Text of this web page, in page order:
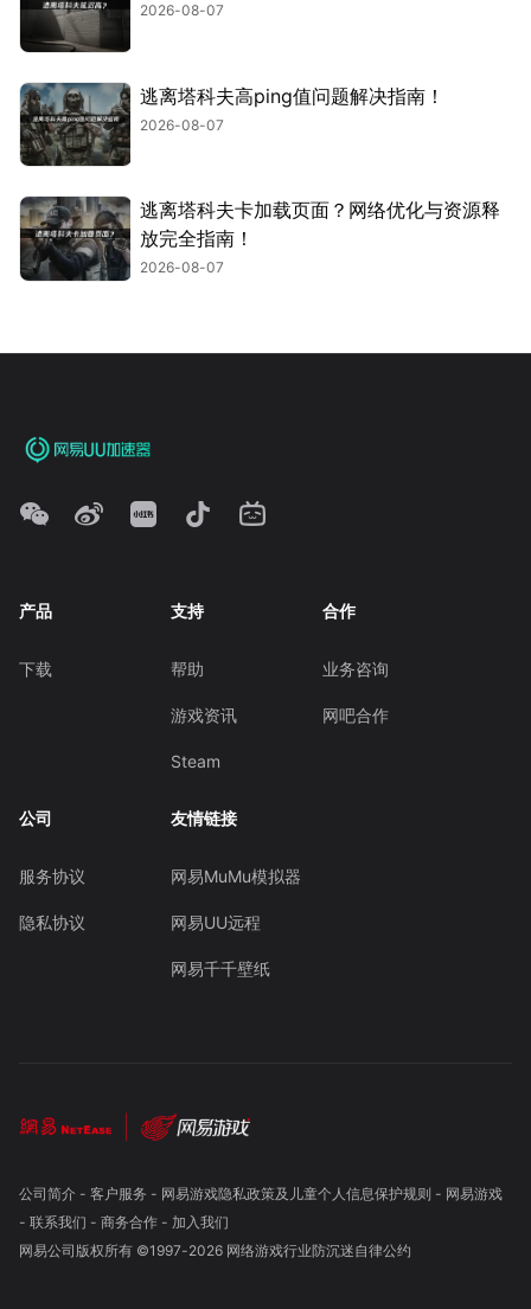
2026-08-07
逃离塔科夫高ping值问题解决指南！
2026-08-07
逃离塔科夫卡加载页面？网络优化与资源释
放完全指南！
2026-08-07
产品
下载
支持
帮助
游戏资讯
Steam
合作
业务咨询
网吧合作
公司
服务协议
隐私协议
友情链接
网易MuMu模拟器
网易UU远程
网易千千壁纸
公司简介- 客户服务 - 网易游戏隐私政策及儿童个人信息保护规则 - 网易游戏
- 联系我们 - 商务合作- 加入我们
网易公司版权所有 ©1997-2026 网络游戏行业防沉迷自律公约